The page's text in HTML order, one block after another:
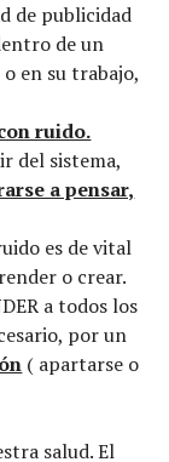
de publicidad
de un
en su trabajo,
ruido.
del sistema,
a pensar,
es de vital
o crear.
a todos los
por un
( apartarse o
salud. El